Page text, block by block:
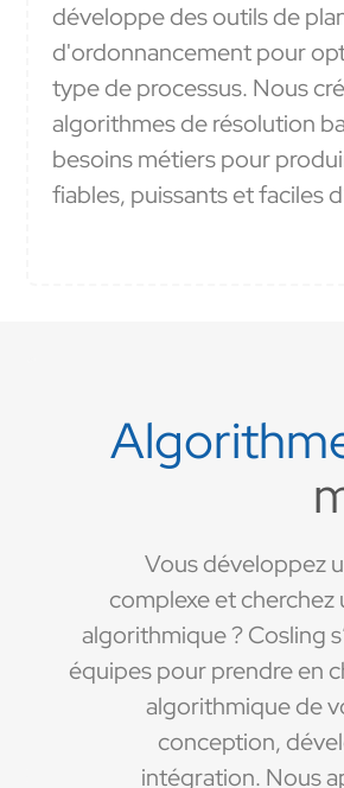
développe des outils de
d'ordonnancement pour
type de processus. Nous
algorithmes de résolution
besoins métiers pour
fiables, puissants et faciles
Vous développez
complexe et cherchez
algorithmique ? Cosling
équipes pour prendre en
algorithmique de
conception,
intégration. Nous